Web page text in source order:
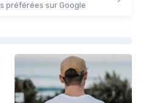
préférées sur Google